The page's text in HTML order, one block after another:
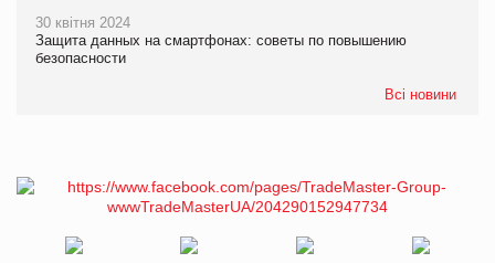
30 квітня 2024
Защита данных на смартфонах: советы по повышению
безопасности
Всі новини